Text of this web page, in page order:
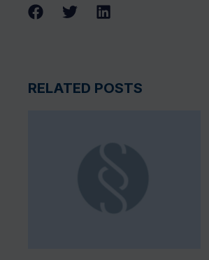
RELATED POSTS